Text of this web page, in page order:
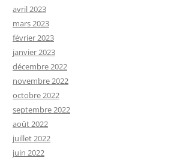
avril 2023
mars 2023
février 2023
janvier 2023
décembre 2022
novembre 2022
octobre 2022
septembre 2022
août 2022
juillet 2022
juin 2022